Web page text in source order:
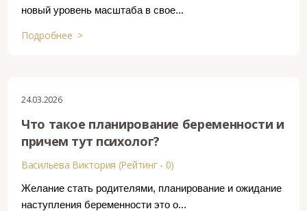
новый уровень масштаба в свое...
Подробнее >
24.03.2026
Что такое планирование беременности и
причем тут психолог?
Васильева Виктория (Рейтинг - 0)
Желание стать родителями, планирование и ожидание
наступления беременности это о...